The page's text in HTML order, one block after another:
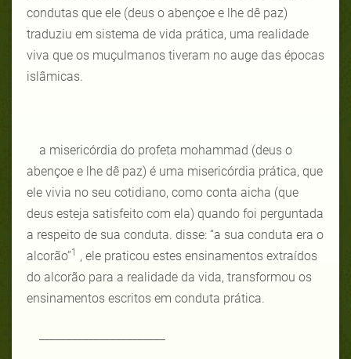
condutas que ele (deus o abençoe e lhe dê paz)
traduziu em sistema de vida prática, uma realidade
viva que os muçulmanos tiveram no auge das épocas
islâmicas.
a misericórdia do profeta mohammad (deus o
abençoe e lhe dê paz) é uma misericórdia prática, que
ele vivia no seu cotidiano, como conta aicha (que
deus esteja satisfeito com ela) quando foi perguntada
a respeito de sua conduta. disse: “a sua conduta era o
alcorão”1 , ele praticou estes ensinamentos extraídos
do alcorão para a realidade da vida, transformou os
ensinamentos escritos em conduta prática.